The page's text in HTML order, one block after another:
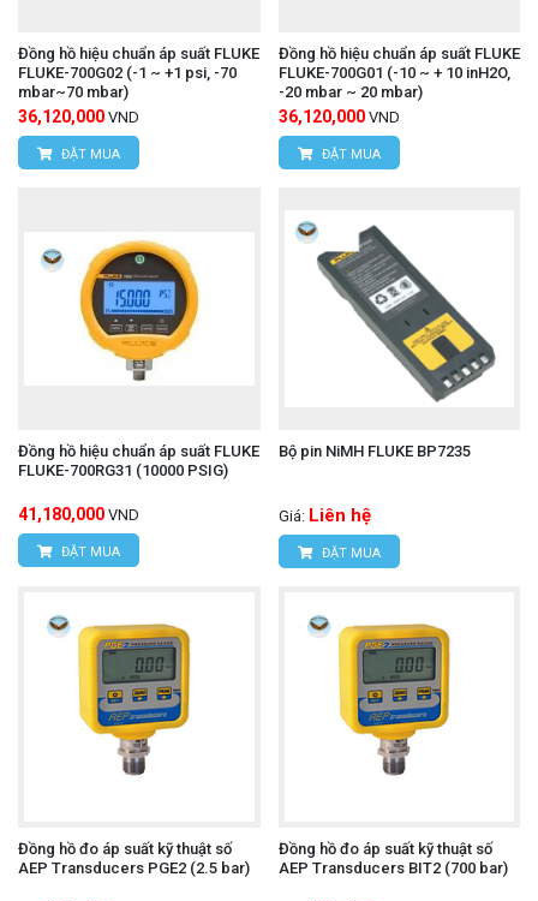
Đồng hồ hiệu chuẩn áp suất FLUKE
FLUKE-700G02 (-1 ~ +1 psi, -70
mbar~70 mbar)
36,120,000 VND
ĐẶT MUA
Đồng hồ hiệu chuẩn áp suất FLUKE
FLUKE-700G01 (-10 ~ + 10 inH2O,
-20 mbar ~ 20 mbar)
36,120,000 VND
ĐẶT MUA
Đồng hồ hiệu chuẩn áp suất FLUKE
FLUKE-700RG31 (10000 PSIG)
41,180,000 VND
ĐẶT MUA
Bộ pin NiMH FLUKE BP7235
Giá: Liên hệ
ĐẶT MUA
Đồng hồ đo áp suất kỹ thuật số
AEP Transducers PGE2 (2.5 bar)
Đồng hồ đo áp suất kỹ thuật số
AEP Transducers BIT2 (700 bar)